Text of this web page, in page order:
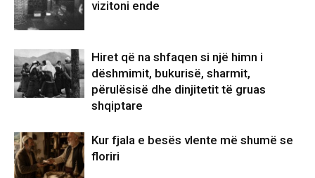
vizitoni ende
Hiret që na shfaqen si një himn i
dëshmimit, bukurisë, sharmit,
përulësisë dhe dinjitetit të gruas
shqiptare
Kur fjala e besës vlente më shumë se
floriri